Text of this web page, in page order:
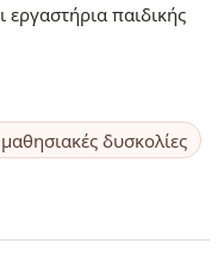
εργαστήρια παιδικής
δυσκολίες